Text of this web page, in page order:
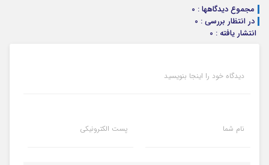
مجموع دیدگاهها : 0
در انتظار بررسی : 0
انتشار یافته : 0
دیدگاه خود را اینجا بنویسید
نام شما پست الکترونیکی